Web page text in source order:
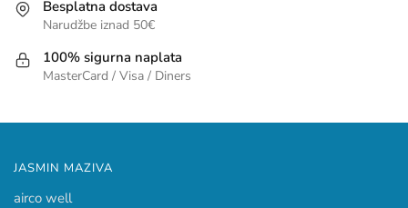
Besplatna dostava
Narudžbe iznad 50€
100% sigurna naplata
MasterCard / Visa / Diners
JASMIN MAZIVA
airco well